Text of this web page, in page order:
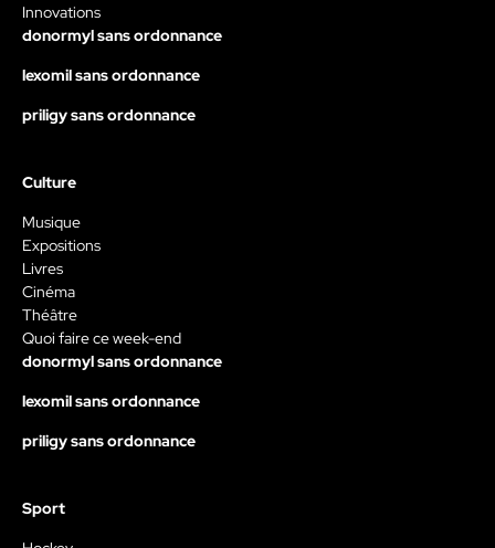
Innovations
donormyl sans ordonnance
lexomil sans ordonnance
priligy sans ordonnance
Culture
Musique
Expositions
Livres
Cinéma
Théâtre
Quoi faire ce week-end
donormyl sans ordonnance
lexomil sans ordonnance
priligy sans ordonnance
Sport